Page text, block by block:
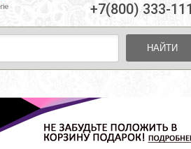
ПАРТНЕРСТВО
КОНТАКТЫ
ПАРФЮМЕРИЯ
ПАРФЮМЕРИЯ
НАБОРЫ
НАБОРЫ
НАБОРЫ
ЗА ЛИЦОМ
+7(800) 333-
НАЙТИ